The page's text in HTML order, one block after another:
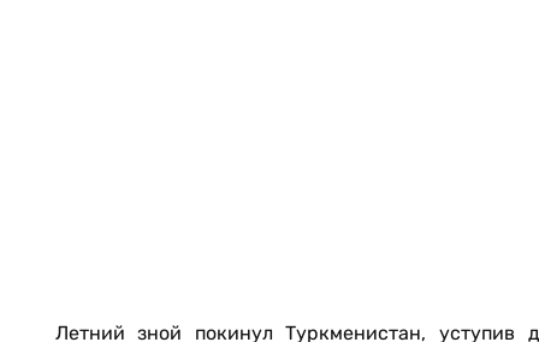
Летний зной покинул Туркменистан, уступив